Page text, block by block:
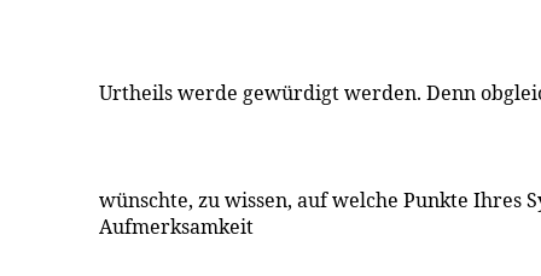
Urtheils werde gewürdigt werden. Denn
wünschte, zu wissen, auf welche Punkte Ihres
Aufmerksamkeit